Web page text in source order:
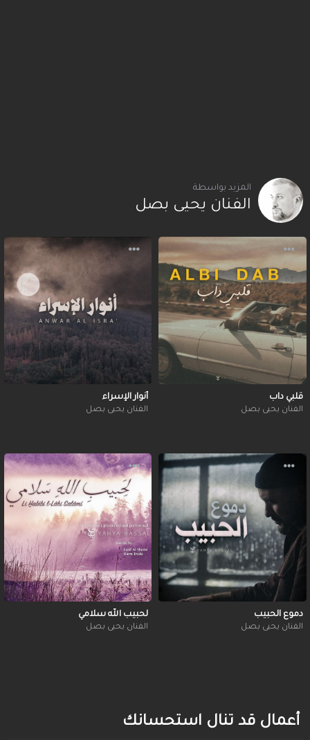
المزيد بواسطة
الفنان يحيى بصل
قلبي داب
الفنان يحيى بصل
أنوار الإسراء
الفنان يحيى بصل
دموع الحبيب
الفنان يحيى بصل
لحبيب الله سلامي
الفنان يحيى بصل
أعمال قد تنال استحسانك